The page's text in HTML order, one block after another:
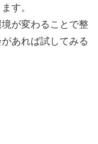
す。
が変わることで整
あれば試してみる